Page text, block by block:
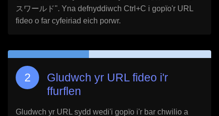
スワールド". Yna defnyddiwch Ctrl+C i gopïo'r URL
fideo o far cyfeiriad eich porwr.
Gludwch yr URL fideo i'r
ffurflen
Gludwch yr URL sydd wedi'i gopïo i'r bar chwilio a